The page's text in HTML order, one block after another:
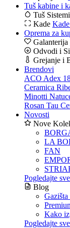
Tuš kabine i
Tuš Sistemi
Kade
Oprema za
Galanterija
Odvodi i
Grejanje i
Brendovi
ACO Adex
Ceramica
Minotti
Rosan Tau
Novosti
Nove
LA
FAN
Pogledajte
Blog
Gazišta
Kako
Pogledajte